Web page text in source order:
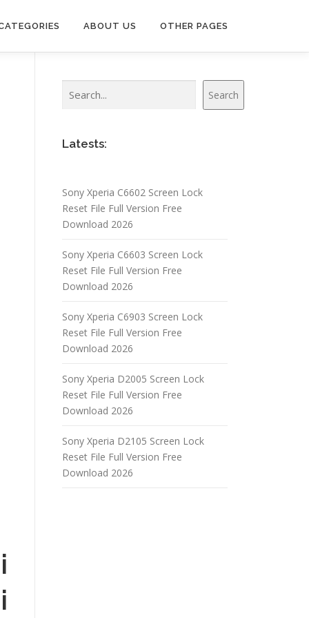
ABOUT US OTHER PAGES
Search
Latests:
Sony Xperia C6602 Screen Lock
Reset File Full Version Free
Download 2026
Sony Xperia C6603 Screen Lock
Reset File Full Version Free
Download 2026
Sony Xperia C6903 Screen Lock
Reset File Full Version Free
Download 2026
Sony Xperia D2005 Screen Lock
Reset File Full Version Free
Download 2026
Sony Xperia D2105 Screen Lock
Reset File Full Version Free
Download 2026